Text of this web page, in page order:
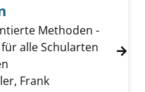
Methoden -
alle Schularten
Frank